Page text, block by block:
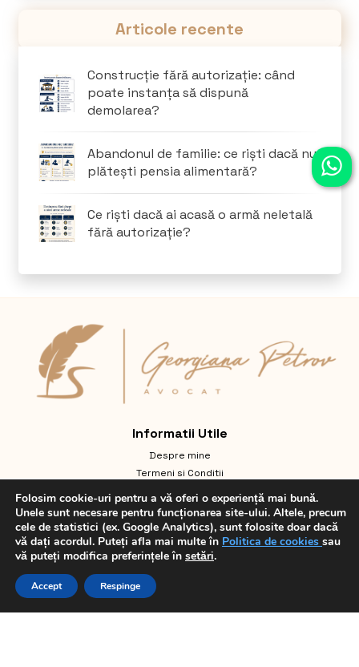
Articole recente
Construcție fără autorizație: când
poate instanța să dispună
demolarea?
Abandonul de familie: ce riști dacă nu
plătești pensia alimentară?
Ce riști dacă ai acasă o armă neletală
fără autorizație?
Informatii Utile
Despre mine
Termeni si Conditii
Întrebări frecvente
Politică de confidențialitate GDPR
Domenii de practică
Politica Cookies
Contact
Folosim cookie-uri pentru a vă oferi o experiență mai bună.
Unele sunt necesare pentru funcționarea site-ului. Altele, precum
cele de statistici (ex. Google Analytics), sunt folosite doar dacă
vă dați acordul. Puteți afla mai multe în Politica de cookies sau
vă puteți modifica preferințele în setări.
Accept Respinge